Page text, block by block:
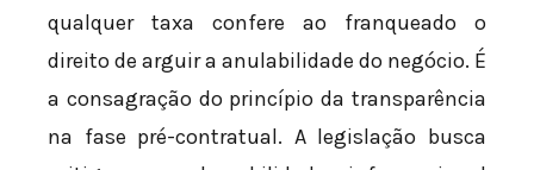
qualquer taxa confere ao franqueado o
direito de arguir a anulabilidade do negócio. É
a consagração do princípio da transparência
na fase pré-contratual. A legislação busca